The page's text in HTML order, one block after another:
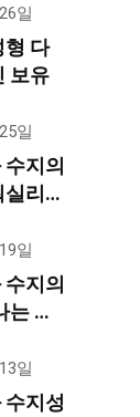
일
형 다
보유
일
지의
리프
일
지의
는 피
일
지성